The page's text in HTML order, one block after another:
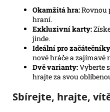
Okamžitá hra:Rovnou
hraní.
Exkluzivní karty:
jinde.
Ideální pro
nové hráče a zajímavé
Dvě varianty:Vyberte
hrajte za svou
Sbírejte, hrajte,